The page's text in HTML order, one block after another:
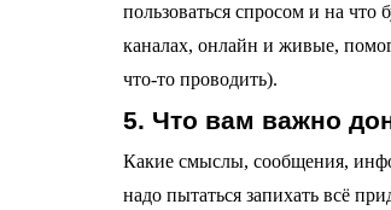
пользоваться спросом и на
каналах, онлайн и живые,
что-то проводить).
5. Что вам важно
Какие смыслы, сообщения,
надо пытаться запихать всё